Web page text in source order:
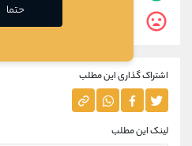
اشتراک گذاری این مطلب
لینک این مطلب
حتما